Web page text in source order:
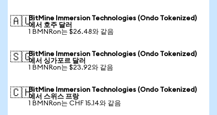
🇦🇺BitMine Immersion Technologies (Ondo Tokenized)
에서 호주 달러
1 BMNRon는 $26.48와 같음
🇸🇬BitMine Immersion Technologies (Ondo Tokenized)
에서 싱가포르 달러
1 BMNRon는 $23.92와 같음
🇨🇭BitMine Immersion Technologies (Ondo Tokenized)
에서 스위스 프랑
1 BMNRon는 CHF 15.14와 같음